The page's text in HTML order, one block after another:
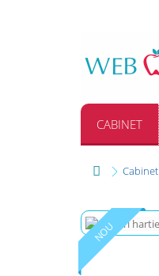
CABINET
Cabinet
NOU